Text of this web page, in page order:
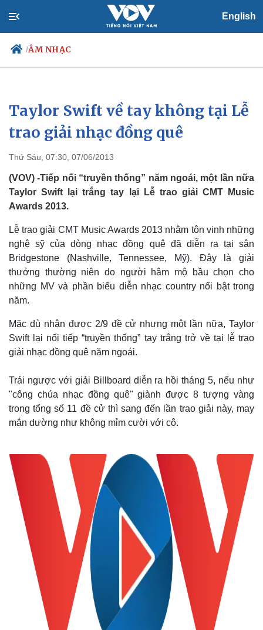
English
/ÂM NHẠC
Chính trị
Tổ chức nhân sự
Nhận diện sự thật
Xã hội
Dự báo thời tiết
Việc làm
Biển đảo
Taylor Swift về tay không tại Lễ
trao giải nhạc đồng quê
Thứ Sáu, 07:30, 07/06/2013
(VOV) -Tiếp nối “truyền thống” năm ngoái, một lần nữa
Taylor Swift lại trắng tay lại Lễ trao giải CMT Music
Awards 2013.
Lễ trao giải CMT Music Awards 2013 nhằm tôn vinh những
nghệ sỹ của dòng nhạc đồng quê đã diễn ra tại sân
Bridgestone (Nashville, Tennessee, Mỹ). Đây là giải
thưởng thường niên do người hâm mộ bầu chọn cho
những MV và phần biểu diễn nhạc country nổi bật trong
năm.
Mặc dù nhận được 2/9 đề cử nhưng một lần nữa, Taylor
Swift lại nối tiếp “truyền thống” tay trắng trở về tại lễ trao
giải nhạc đồng quê năm ngoái.
Trái ngược với giải Billboard diễn ra hồi tháng 5, nếu như
"công chúa nhạc đồng quê" giành được 8 tượng vàng
trong tổng số 11 đề cử thì sang đến lần trao giải này, may
mắn dường như không mỉm cười với cô.